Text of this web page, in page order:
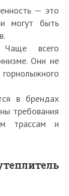
— это
могут быть
всего
Они не
в брендах
требования
трассам и